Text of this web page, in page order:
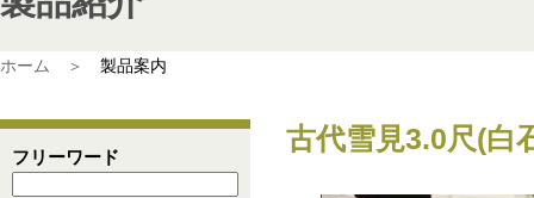
骨董
ホーム ＞ 製品案内
フリーワード
古代雪見3.0尺(白